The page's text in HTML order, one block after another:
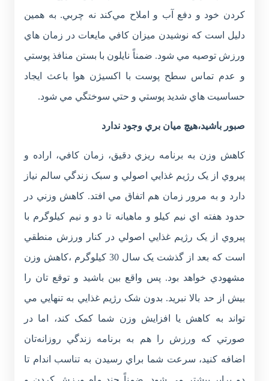
کردن خود و دفع آب و املاح مي‌کند نه چربي. به همين
دليل است که نوشيدن ميزان کافي مايعات در زمان هاي
ورزش توصيه مي شود. ضمناً نايلون با بستن منافذ پوستي
و عدم تماس سطح پوست با اکسيژن هوا باعث ايجاد
حساسيت هاي شديد پوستي و حتي سوختگي مي شود.
صبور باشيد،هيچ ميان بري وجود ندارد
کاهش وزن به برنامه ريزي دقيق، زمان کافي، اراده و
پيروي از يک رژيم غذايي اصولي و سبک زندگي سالم نياز
دارد و به مرور زمان هم اتفاق مي افتد. کاهش وزني در
حدود هفته اي نيم کيلو و ماهيانه تا دو و نيم کيلوگرم با
پيروي از يک رژيم غذايي اصولي در کنار ورزش منطقي
است که بعد از گذشت يک سال 30 کيلوگرم ،کاهش وزن
مشهودي خواهد بود. پس واقع بين باشيد و توقع تان را
بيش از حد بالا نبريد. بدون شک رژيم غذايي به تنهايي مي
تواند به کاهش يا افزايش وزن شما کمک کند، اما در
صورتي که ورزش را هم به برنامه زندگي روزانه‌تان
اضافه کنيد، سرعت شما براي رسيدن به تناسب اندام تا